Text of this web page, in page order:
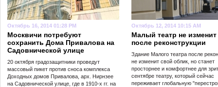
Октябрь 16, 2014 01:28 PM
Москвичи потребуют
сохранить Дома Привалова на
Садовнической улице
20 октября градозащитники проведут
массовый пикет против сноса комплекса
Доходных домов Привалова, арх. Нирнзее
на Садовнической улице, где в 1910-х гг. на
Октябрь 12, 2014 10:15 AM
Малый театр не
после реконструкции
Здание Малого театра после
не изменит свой облик, но станет
просторнее и комфортнее для
сентябре театру, который сейчас
переживает глобальную